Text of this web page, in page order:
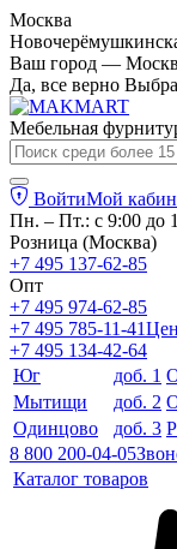
Москва
Ваш город —
Да, все верно
Мебельная
ВойтиМой
Пн. – Пт.: с 9:00 до
Розница (Москва)
+7 495 137-62-85
Опт
+7 495 974-62-85
+7 495 785-11-41
+7 495 134-42-64
Юг
доб. 1
Мытищи
доб. 2
Одинцово
доб. 3
8 800 200-04-05
Каталог товаров